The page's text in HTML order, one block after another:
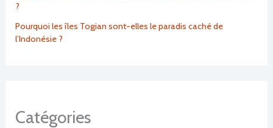
?
Pourquoi les îles Togian sont-elles le paradis caché de
l’Indonésie ?
Catégories